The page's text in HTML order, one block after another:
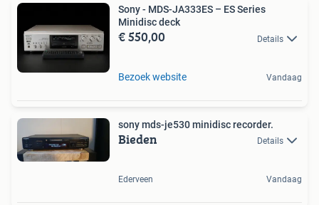
Sony - MDS-JA333ES – ES Series
Minidisc deck
€ 550,00 Details
Bezoek website Vandaag
sony mds-je530 minidisc recorder.
Bieden Details
Ederveen Vandaag